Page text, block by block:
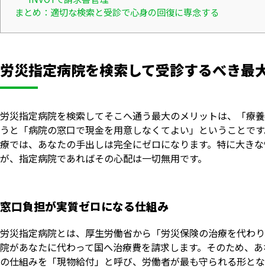
まとめ：適切な検索と受診で心身の回復に専念する
労災指定病院を検索して受診するべき最
労災指定病院を検索してそこへ通う最大のメリットは、「療
うと「病院の窓口で現金を用意しなくてよい」ということで
療では、あなたの手出しは完全にゼロになります。特に大き
が、指定病院であればその心配は一切無用です。
窓口負担が実質ゼロになる仕組み
労災指定病院とは、厚生労働省から「労災保険の治療を代わ
院があなたに代わって国へ治療費を請求します。そのため、
の仕組みを「現物給付」と呼び、労働者が最も守られる形と